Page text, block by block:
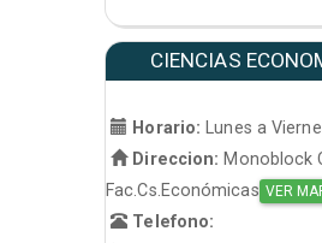
CIENCIAS
Horario:
Lunes a
Direccion: Monoblock
Fac.Cs.Económicas VER
Telefono: